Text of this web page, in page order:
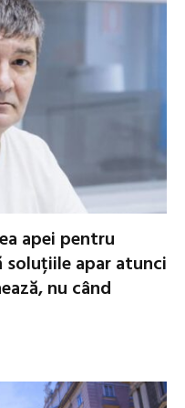
apei pentru
soluțiile apar atunci
nu când